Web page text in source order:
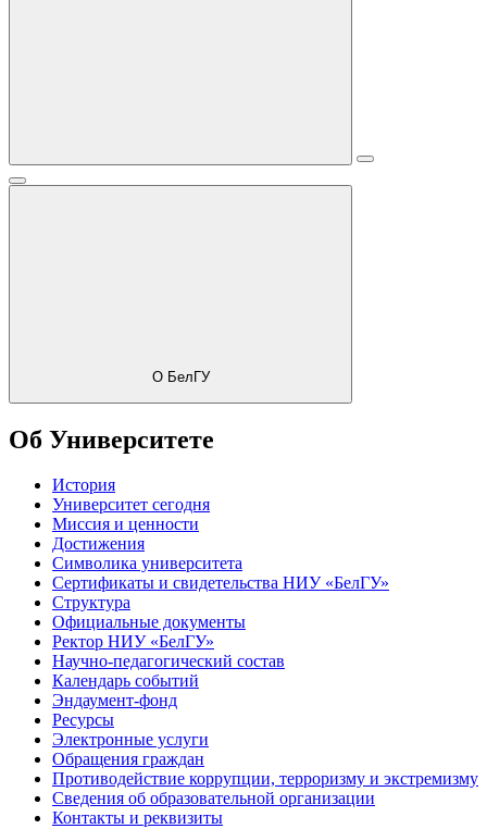
О БелГУ
Об Университете
История
Университет сегодня
Миссия и ценности
Достижения
Символика университета
Сертификаты и свидетельства НИУ «БелГУ»
Структура
Официальные документы
Ректор НИУ «БелГУ»
Научно-педагогический состав
Календарь событий
Эндаумент-фонд
Ресурсы
Электронные услуги
Обращения граждан
Противодействие коррупции, терроризму и экстремизму
Сведения об образовательной организации
Контакты и реквизиты